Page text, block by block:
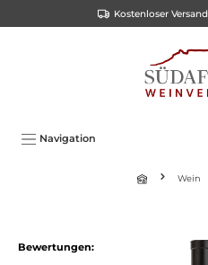
Kostenloser
Navigation
Wein
Bewertungen: